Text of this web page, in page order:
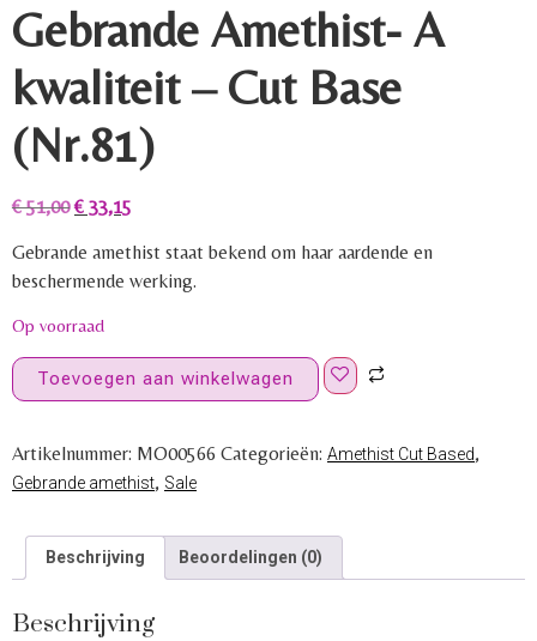
Gebrande Amethist- A
kwaliteit – Cut Base
(Nr.81)
€51,00 € 33,15
Gebrande amethist staat bekend om haar aardende en
beschermende werking.
Op voorraad
Toevoegen aan winkelwagen
Artikelnummer: MO00566 Categorieën: Amethist Cut Based,
Gebrande amethist, Sale
Beschrijving Beoordelingen (0)
Beschrijving